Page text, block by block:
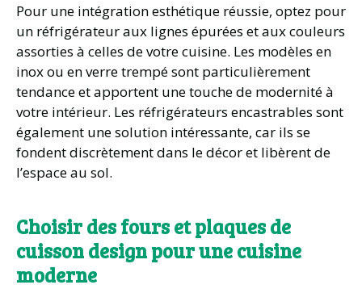
Pour une intégration esthétique réussie, optez pour
un réfrigérateur aux lignes épurées et aux couleurs
assorties à celles de votre cuisine. Les modèles en
inox ou en verre trempé sont particulièrement
tendance et apportent une touche de modernité à
votre intérieur. Les réfrigérateurs encastrables sont
également une solution intéressante, car ils se
fondent discrètement dans le décor et libèrent de
l’espace au sol.
Choisir des fours et plaques de
cuisson design pour une cuisine
moderne